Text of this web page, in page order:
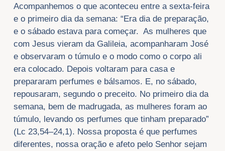
Acompanhemos o que aconteceu entre a sexta-feira
e o primeiro dia da semana: “Era dia de preparação,
e o sábado estava para começar. As mulheres que
com Jesus vieram da Galileia, acompanharam José
e observaram o túmulo e o modo como o corpo ali
era colocado. Depois voltaram para casa e
prepararam perfumes e bálsamos. E, no sábado,
repousaram, segundo o preceito. No primeiro dia da
semana, bem de madrugada, as mulheres foram ao
túmulo, levando os perfumes que tinham preparado”
(Lc 23,54–24,1). Nossa proposta é que perfumes
diferentes, nossa oração e afeto pelo Senhor sejam